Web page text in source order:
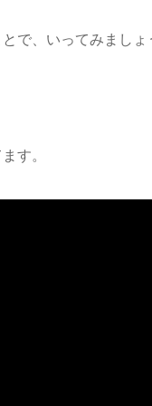
で、いってみましょ
す。